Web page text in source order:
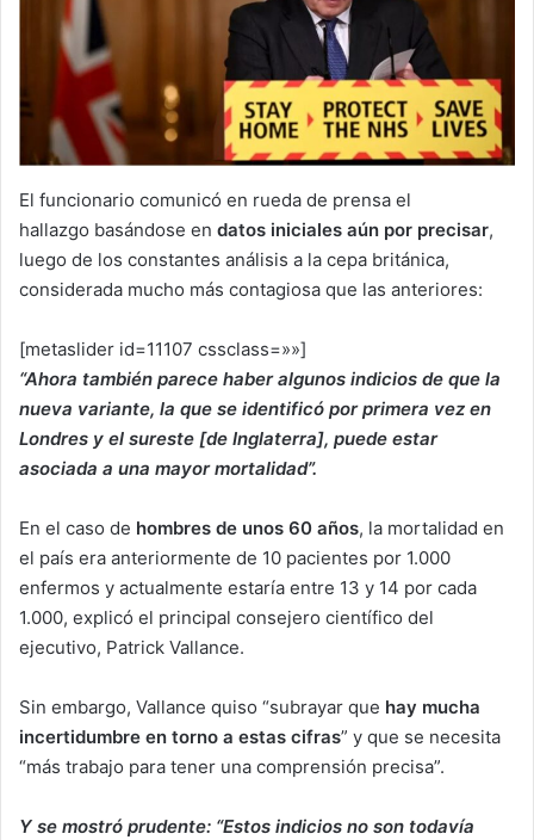
El funcionario comunicó en rueda de prensa el
hallazgo basándose en datos iniciales aún por precisar,
luego de los constantes análisis a la cepa británica,
considerada mucho más contagiosa que las anteriores:
[metaslider id=11107 cssclass=»»]
“Ahora también parece haber algunos indicios de que la
nueva variante, la que se identificó por primera vez en
Londres y el sureste [de Inglaterra], puede estar
asociada a una mayor mortalidad”.
En el caso de hombres de unos 60 años, la mortalidad en
el país era anteriormente de 10 pacientes por 1.000
enfermos y actualmente estaría entre 13 y 14 por cada
1.000, explicó el principal consejero científico del
ejecutivo, Patrick Vallance.
Sin embargo, Vallance quiso “subrayar que hay mucha
incertidumbre en torno a estas cifras” y que se necesita
“más trabajo para tener una comprensión precisa”.
Y se mostró prudente: “Estos indicios no son todavía